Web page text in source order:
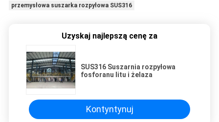
przemysłowa suszarka rozpyłowa SUS316
Uzyskaj najlepszą cenę za
SUS316 Suszarnia rozpyłowa
fosforanu litu i żelaza
Kontyntynuj